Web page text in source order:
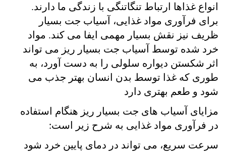
انواع غذاها ارتباط تنگاتنگی با زندگی ما دارند.
برای فرآوری مواد غذایی، آسیاب جت بسیار
ظریف نیز نقش بسیار مهمی ایفا می کند. مواد
خرد شده توسط آسیاب جت بسیار ریز می تواند
اثر شکستن دیواره سلولی را به دست آورد، به
طوری که غذا توسط بدن انسان بهتر جذب می
شود و طعم بهتری دارد
مزایای آسیاب های جت بسیار ریز هنگام استفاده
در فرآوری مواد غذایی به شرح زیر است:
سرعت سریع، می تواند در دمای پایین خرد شود